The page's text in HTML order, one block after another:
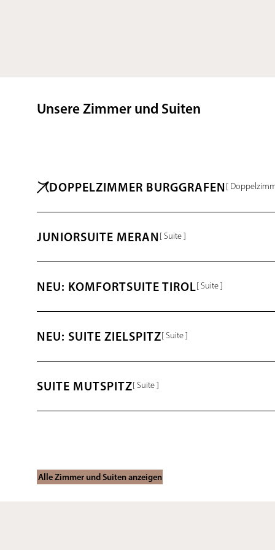
Unsere Zimmer und Suiten
DOPPELZIMMER BURGGRAFEN [
JUNIORSUITE MERAN [ Suite ]
NEU: KOMFORTSUITE TIROL[ Suite ]
NEU: SUITE ZIELSPITZ[ Suite ]
SUITE MUTSPITZ[ Suite ]
ROMANTIKSUITE[ Suite ]
Alle Zimmer und Suiten anzeigen